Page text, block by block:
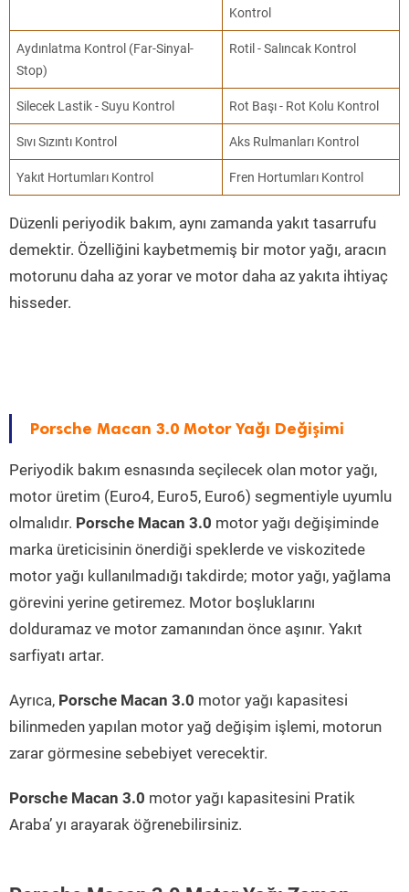
Kontrol
Aydınlatma Kontrol (Far-Sinyal-
Stop)
Rotil - Salıncak Kontrol
Silecek Lastik - Suyu Kontrol Rot Başı - Rot Kolu Kontrol
Sıvı Sızıntı Kontrol Aks Rulmanları Kontrol
Yakıt Hortumları Kontrol Fren Hortumları Kontrol
Düzenli periyodik bakım, aynı zamanda yakıt tasarrufu
demektir. Özelliğini kaybetmemiş bir motor yağı, aracın
motorunu daha az yorar ve motor daha az yakıta ihtiyaç
hisseder.
Porsche Macan 3.0 Motor Yağı Değişimi
Periyodik bakım esnasında seçilecek olan motor yağı,
motor üretim (Euro4, Euro5, Euro6) segmentiyle uyumlu
olmalıdır. Porsche Macan 3.0 motor yağı değişiminde
marka üreticisinin önerdiği speklerde ve viskozitede
motor yağı kullanılmadığı takdirde; motor yağı, yağlama
görevini yerine getiremez. Motor boşluklarını
dolduramaz ve motor zamanından önce aşınır. Yakıt
sarfiyatı artar.
Ayrıca, Porsche Macan 3.0 motor yağı kapasitesi
bilinmeden yapılan motor yağ değişim işlemi, motorun
zarar görmesine sebebiyet verecektir.
Porsche Macan 3.0 motor yağı kapasitesini Pratik
Araba’ yı arayarak öğrenebilirsiniz.